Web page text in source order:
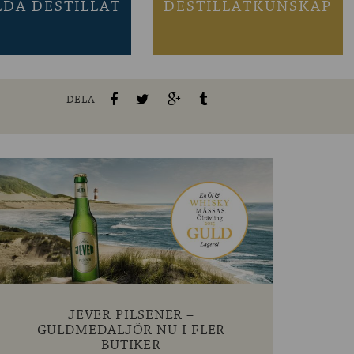
DESTILLAT DESTILLATKUNSKAP
DELA
JEVER PILSENER –
GULDMEDALJÖR NU I FLER
BUTIKER